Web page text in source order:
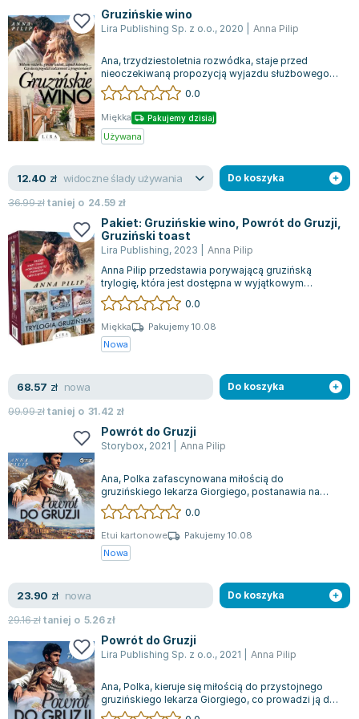
Książki o naukach politycznych dla studentów
Książki do nauk przyrodniczych dla studentów
Książki do nauk społecznych dla studentów
Książki do nauk ścisłych dla studentów
Prawo - książki dla studentów
Technologia żywności - książki
Zarządzanie i marketing - książki
Nauka języków obcych - książki
Podręczniki dla nauczycieli - metodyka
Repetytoria, testy i materiały pomocnicze
Bolesław Prus
Clive Cussler
Wanda Chotomska
Józef Ignacy Kraszewski
Clive Staples Lewis
Martyna Wojciechowska
Melissa De la Cruz
Blanka Lipińska
Jaś Kapela
Agatha Christie
Witold Gadowski
Jan Pietrzak
Marcin Kowalczyk
Piotr Zychowicz
Joanna Jabłczyńska
Piotr Kościelny
Zygmunt Freud
Agata Passent
Michel Moran
Maciej Orłoś
Jo Nesbo
Katarzyna Miller
Antoine de Saint Exupery
Lew Tołstoj
Mark Twain
Paulina Młynarska
ks. Piotr Pawlukiewicz
Jarosław Sokołowski
Piotr Latocha
Michael Scott
Piotr Semka
Jarosław Iwaszkiewicz
Gruzińskie wino
Lira Publishing Sp. z o.o., 2020 Anna Pilip
Ana, trzydziestoletnia rozwódka, staje przed
nieoczekiwaną propozycją wyjazdu służbowego
do Tbilisi. Z początku nie chce przyjąć o...
0.0
Miękka Pakujemy dzisiaj
Używana
12.40 zł widoczne ślady używania
36.99złtaniej o 24.59 zł
Do koszyka
Pakiet: Gruzińskie wino, Powrót do Gruzji,
Gruziński toast
Lira Publishing, 2023
Anna Pilip
Anna Pilip przedstawia porywającą gruzińską
trylogię, która jest dostępna w wyjątkowym
zestawie. To opowieść pełna humoru i wzrusz...
0.0
Miękka
Pakujemy 10.08
Nowa
68.57 zł nowa
99.99złtaniej o 31.42 zł
Do koszyka
Powrót do Gruzji
Storybox, 2021 Anna Pilip
Ana, Polka zafascynowana miłością do
gruzińskiego lekarza Giorgiego, postanawia na
stałe przenieść się do Gruzji razem z córkami....
0.0
Etui kartonowe
Pakujemy 10.08
Nowa
23.90 zł nowa
29.16złtaniej o 5.26zł
Do koszyka
Powrót do Gruzji
Lira Publishing Sp. z o.o., 2021 Anna Pilip
Ana, Polka, kieruje się miłością do przystojnego
gruzińskiego lekarza Giorgiego, co prowadzi ją do
podjęcia decyzji o przeprowadzc...